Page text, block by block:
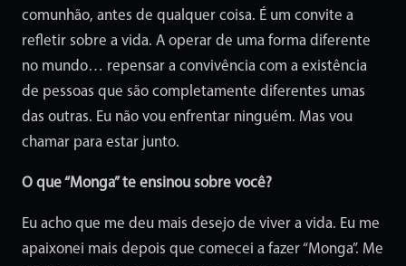
comunhão, antes de qualquer coisa. É um convite a
refletir sobre a vida. A operar de uma forma diferente
no mundo… repensar a convivência com a existência
de pessoas que são completamente diferentes umas
das outras. Eu não vou enfrentar ninguém. Mas vou
chamar para estar junto.
O que “Monga” te ensinou sobre você?
Eu acho que me deu mais desejo de viver a vida. Eu me
apaixonei mais depois que comecei a fazer “Monga”. Me